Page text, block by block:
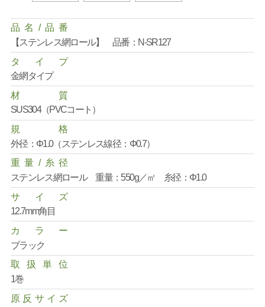
品 名 / 品 番
【ステンレス網ロール】 品番：N-SR127
タ
イ
プ
金網タイプ
材
質
SUS304（PVCコート）
規
格
外径：Φ1.0（ステンレス線径：Φ0.7）
重 量 / 糸 径
ステンレス網ロール 重量：550g／㎡ 糸径：Φ1.0
サ
イ
ズ
12.7mm角目
カ
ラ
ー
ブラック
取
扱 単
位
1巻
原 反 サ イ ズ